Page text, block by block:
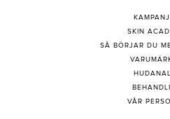
SKIN
SÅ BÖRJAR DU
VÅR